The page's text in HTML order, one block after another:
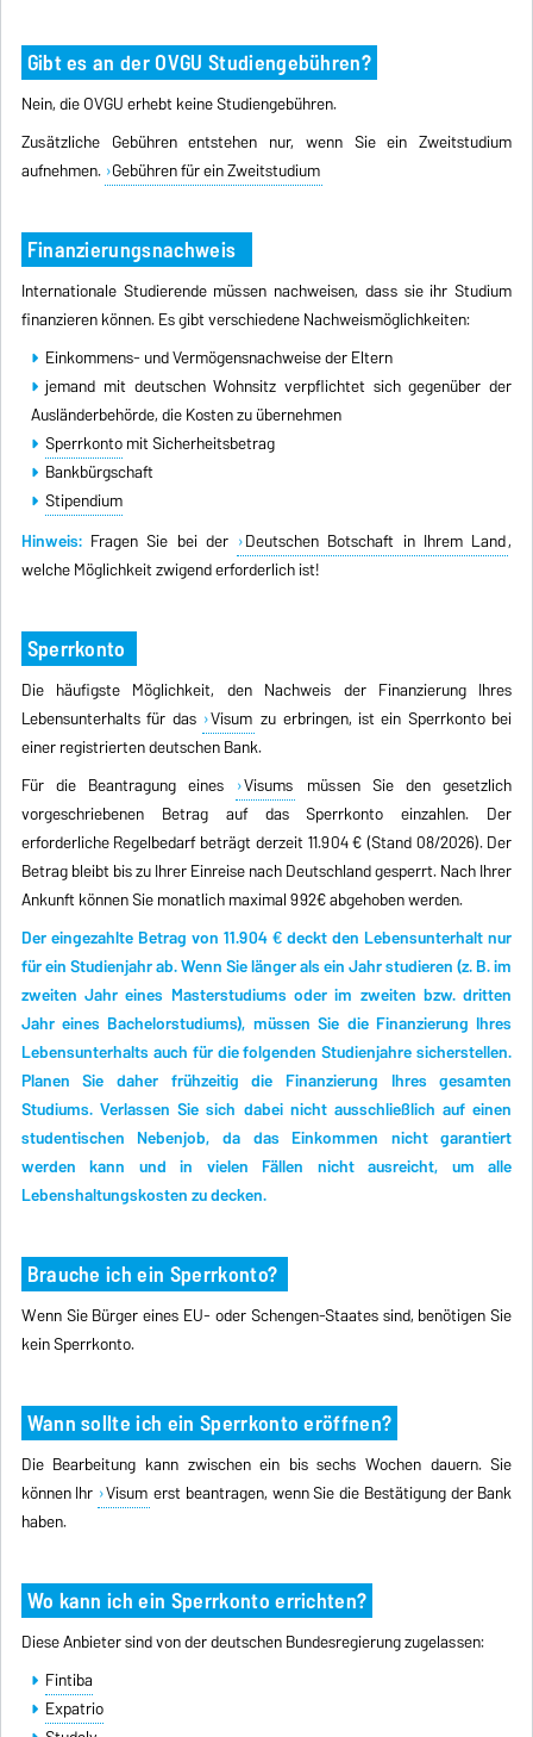
Gibt es an der OVGU Studiengebühren?
Nein, die OVGU erhebt keine Studiengebühren.
Zusätzliche Gebühren entstehen nur, wenn Sie ein Zweitstudium
aufnehmen. Gebühren für einZweitstudium
Finanzierungsnachweis
Internationale Studierende müssen nachweisen, dass sie ihr Studium
finanzieren können. Es gibt verschiedene Nachweismöglichkeiten:
Einkommens- und Vermögensnachweise der Eltern
jemand mit deutschen Wohnsitz verpflichtet sich gegenüber der
Ausländerbehörde, die Kosten zu übernehmen
Sperrkontomit Sicherheitsbetrag
Bankbürgschaft
Stipendium
Hinweis:Fragen Sie beider Deutschen Botschaft in Ihrem Land,
welche Möglichkeit zwigend erforderlich ist!
Sperrkonto
Die häufigste Möglichkeit, den Nachweis der Finanzierung Ihres
Lebensunterhalts für das Visum zu erbringen, ist ein Sperrkonto bei
einer registrierten deutschen Bank.
Für die Beantragung eines
Visums müssen Sie den gesetzlich
vorgeschriebenen Betrag auf das Sperrkonto einzahlen. Der
erforderliche Regelbedarf beträgt derzeit 11.904 € (Stand 08/2026). Der
Betrag bleibt bis zu Ihrer Einreise nach Deutschland gesperrt. Nach Ihrer
Ankunft können Sie monatlich maximal 992€ abgehoben werden.
Der eingezahlte Betrag von 11.904 € deckt den Lebensunterhalt nur
für ein Studienjahr ab. Wenn Sie länger als ein Jahr studieren (z. B. im
zweiten Jahr eines Masterstudiums oder im zweiten bzw. dritten
Jahr eines Bachelorstudiums), müssen Sie die Finanzierung Ihres
Lebensunterhalts auch für die folgenden Studienjahre sicherstellen.
Planen Sie daher frühzeitig die Finanzierung Ihres gesamten
Studiums. Verlassen Sie sich dabei nicht ausschließlich auf einen
studentischen Nebenjob, da das Einkommen nicht garantiert
werden kann und in vielen Fällen nicht ausreicht, um alle
Lebenshaltungskosten zu decken.
Brauche ich ein Sperrkonto?
Wenn Sie Bürger eines EU- oder Schengen-Staates sind, benötigen Sie
kein Sperrkonto.
Wann sollte ich ein Sperrkonto eröffnen?
Die Bearbeitung kann zwischen ein bis sechs Wochen dauern. Sie
können Ihr Visum erst beantragen, wenn Sie die Bestätigung der Bank
haben.
Wo kann ich ein Sperrkonto errichten?
Diese Anbieter sind von der deutschen Bundesregierung zugelassen:
Fintiba
Expatrio